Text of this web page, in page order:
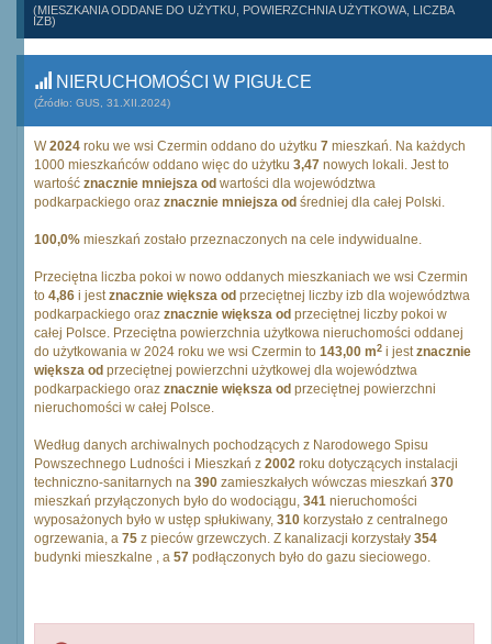
(MIESZKANIA ODDANE DO UŻYTKU, POWIERZCHNIA UŻYTKOWA, LICZBA
IZB)
NIERUCHOMOŚCI W PIGUŁCE
(Źródło: GUS, 31.XII.2024)
W2024 roku we wsi Czermin oddano do użytku 7 mieszkań. Na każdych
1000 mieszkańców oddano więc do użytku 3,47 nowych lokali. Jest to
wartość znacznie mniejsza od wartości dla województwa
podkarpackiego oraz znacznie mniejsza od średniej dla całej Polski.
100,0% mieszkań zostało przeznaczonych na cele indywidualne.
Przeciętna liczba pokoi w nowo oddanych mieszkaniach we wsi Czermin
to 4,86 i jestznacznie większa od przeciętnej liczby izb dla województwa
podkarpackiego oraz znacznie większa od przeciętnej liczby pokoi w
całej Polsce. Przeciętna powierzchnia użytkowa nieruchomości oddanej
do użytkowania w 2024 roku we wsi Czermin to 143,00 m2 i jestznacznie
większa od przeciętnej powierzchni użytkowej dla województwa
podkarpackiego oraz znacznie większa od przeciętnej powierzchni
nieruchomości w całej Polsce.
Według danych archiwalnych pochodzących z Narodowego Spisu
Powszechnego Ludności i Mieszkań z 2002 roku dotyczących instalacji
techniczno-sanitarnych na 390 zamieszkałych wówczas mieszkań 370
mieszkań przyłączonych było do wodociągu, 341 nieruchomości
wyposażonych było w ustęp spłukiwany, 310 korzystało z centralnego
ogrzewania, a 75 z pieców grzewczych. Z kanalizacji korzystały 354
budynki mieszkalne , a 57 podłączonych było do gazu sieciowego.